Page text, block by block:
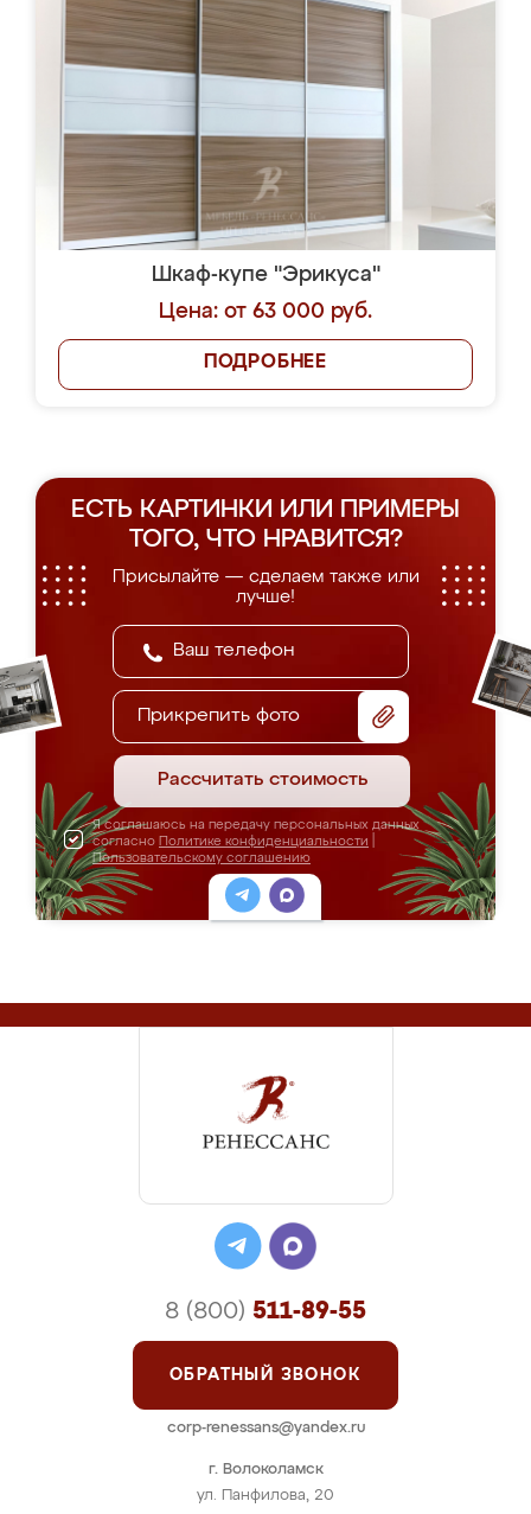
Шкаф-купе "Эрикуса"
Цена: от 63 000 руб.
ПОДРОБНЕЕ
ЕСТЬ КАРТИНКИ ИЛИ ПРИМЕРЫ
ТОГО, ЧТО НРАВИТСЯ?
Присылайте — сделаем также или
лучше!
Прикрепить фото
Рассчитать стоимость
Я соглашаюсь на передачу персональных данных
согласно Политике конфиденциальности
Пользовательскому соглашению
г. Волоколамск
ул. Панфилова, 20
8 (800) 511-89-55
ОБРАТНЫЙ ЗВОНОК
corp-renessans@yandex.ru